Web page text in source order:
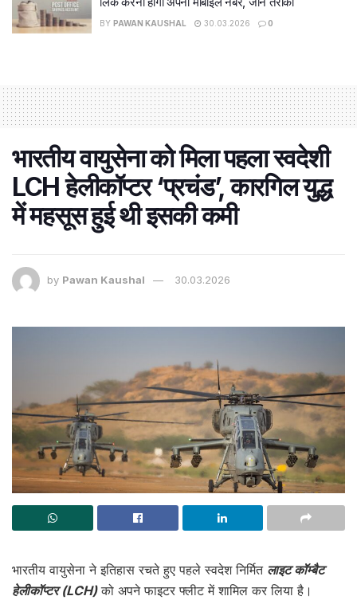
BY PAWAN KAUSHAL 30.03.2026 0
भारतीय वायुसेना को मिला पहला स्वदेशी
LCH हेलीकॉप्टर ‘प्रचंड’, कारगिल युद्ध
में महसूस हुई थी इसकी कमी
by Pawan Kaushal 30.03.2026
भारतीय वायुसेना ने इतिहास रचते हुए पहले स्वदेश निर्मित लाइट कॉम्बैट
हेलीकॉप्टर (LCH)को अपने फाइटर फ्लीट में शामिल कर लिया है।